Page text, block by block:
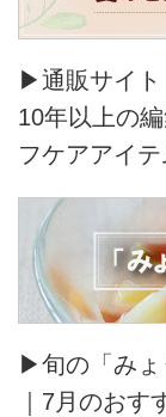
▶通販サイト
10年以上の
フケアアイテ
▶旬の「みょ
｜7月のおす